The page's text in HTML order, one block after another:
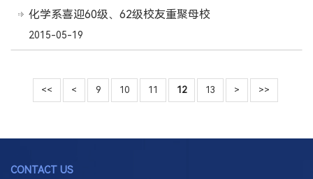
化学系喜迎60级、62级校友重聚母校
2015-05-19
<< < 9 10 11 12 13 > >>
CONTACT US